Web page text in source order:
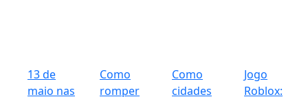
13 de
maio nas
Como
romper
Como
cidades
Jogo
Roblox: